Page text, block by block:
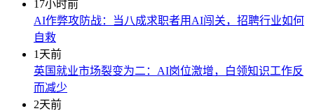
17小时前
AI作弊攻防战：当八成求职者用AI闯关，招聘行业如何
自救
1天前
英国就业市场裂变为二：AI岗位激增，白领知识工作反
而减少
2天前